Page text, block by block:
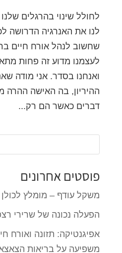
לחולל שינוי בהרגלים
לנו את האנרגיה הדרושה
שחשוב לנהל אורח חיים
לעצמנו מדוע זה פחות
ואנחנו בסדר. אני מודה
ההיריון, בה האישה ההרה
דברים כאשר הם רק...
פוסטים אחרונים
משקל עודף – מומלץ
הפעלה נכונה של שרירי
אפיגנטיקה: תזונה ואורח
משפיעה על בריאות